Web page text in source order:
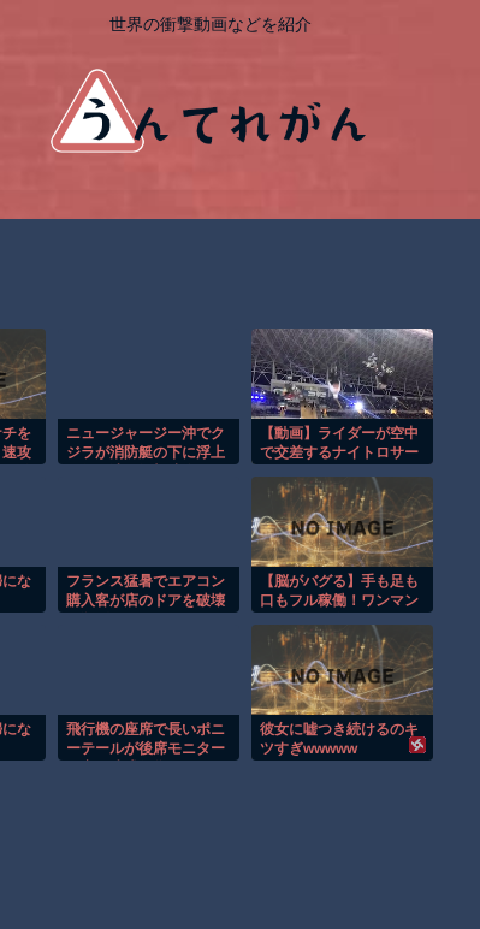
世界の衝撃動画などを紹介
を
攻
ニュージャージー沖でク
ジラが消防艇の下に浮上
【動画】ライダーが空中
で交差するナイトロサー
ジー。
な
フランス猛暑でエアコン
購入客が店のドアを破壊
【脳がバグる】手も足も
口もフル稼働！ワンマン
な
飛行機の座席で長いポニ
ーテールが後席モニター
彼女に嘘つき続けるのキ
ツすぎwwwww